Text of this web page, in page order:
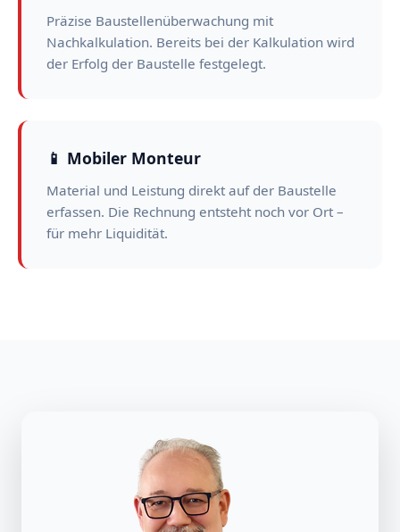
Präzise Baustellenüberwachung mit
Nachkalkulation. Bereits bei der Kalkulation wird
der Erfolg der Baustelle festgelegt.
📱 Mobiler Monteur
Material und Leistung direkt auf der Baustelle
erfassen. Die Rechnung entsteht noch vor Ort –
für mehr Liquidität.